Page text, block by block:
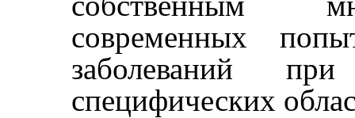
современных
заболеваний
специфических